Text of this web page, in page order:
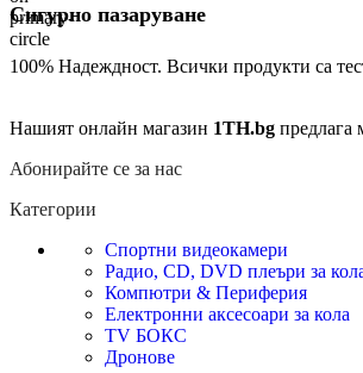
Сигурно пазаруване
100% Надеждност. Всички продукти са
Нашият онлайн магазин 1TH.bg предлага
Абонирайте се за нас
Категории
Спортни видеокамери
Радио, CD, DVD плеъри за
Компютри & Периферия
Електронни аксесоари за кола
TV БОКС
Дронове